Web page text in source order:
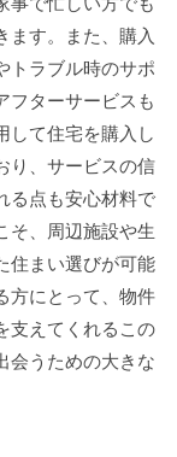
ます。また、購入
トラブル時のサポ
フターサービスも
して住宅を購入し
り、サービスの信
る点も安心材料で
そ、周辺施設や生
住まい選びが可能
方にとって、物件
支えてくれるこの
会うための大きな